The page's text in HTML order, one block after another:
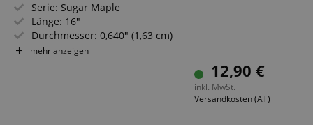
Serie: Sugar Maple
Länge: 16"
Durchmesser: 0,640" (1,63 cm)
Spitze: Holz, kugelförmig
mehr anzeigen
12,90 €
inkl. MwSt. +
Versandkosten (AT)